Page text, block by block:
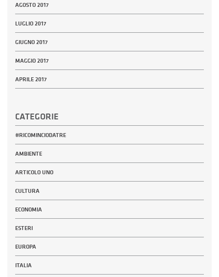
AGOSTO 2017
LUGLIO 2017
GIUGNO 2017
MAGGIO 2017
APRILE 2017
CATEGORIE
#RICOMINCIODATRE
AMBIENTE
ARTICOLO UNO
CULTURA
ECONOMIA
ESTERI
EUROPA
ITALIA